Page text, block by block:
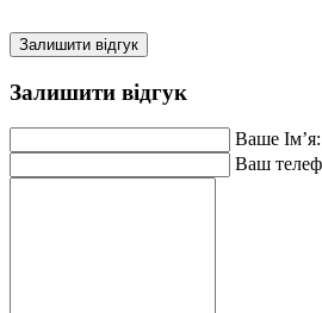
Залишити відгук
Залишити відгук
Ваше Ім’я:
Ваш